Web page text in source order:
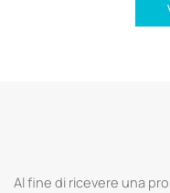
Al fine di ricevere una